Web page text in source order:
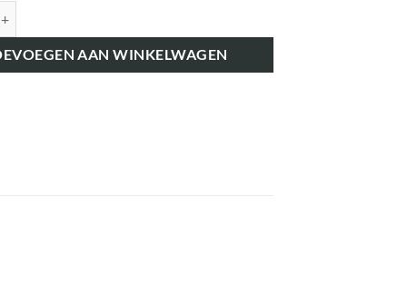
AAN WINKELWAGEN